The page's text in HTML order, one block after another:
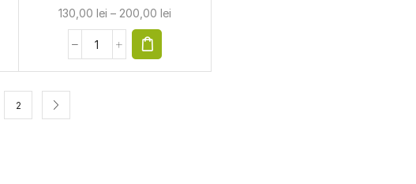
130,00 lei – 200,00 lei
2